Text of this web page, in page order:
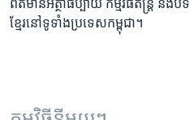
ព័ត៌មាន​អត្ថាធិប្បាយ​ កម្ម​វិធី​តន្ត្រី ​និង​
ខ្មែរ​នៅ​ទូទាំង​ប្រទេស​កម្ពុជា។